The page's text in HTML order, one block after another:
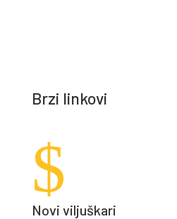
Brzi linkovi
$
Novi viljuškari